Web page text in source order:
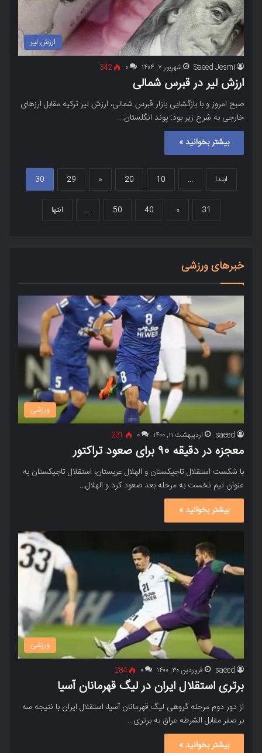
ارزش لیر
Saeed Jesmi شهریور ۷, ۱۴۰۴ ۰ 342
ارزش لیر در قبرس شمالی
صبح امروز و با بازگشایی بازار قبرس شمالی، ارزش لیر ترکیه مقابل ارزهای
خارجی به شرح زیر بود: پوند انگلستان:…
بیشتر بخوانید »
ابتدا ...
10
20
«
29
30
31
»
40
50
... انتها
خبرهای ورزشی
ورزشی
saeed اردیبهشت ۱۱, ۱۴۰۰ ۰ 231
معجزه در دقیقه ۹۰ برای صعود تراکتور
با شکست استقلال تاجیکستان و الهلال عربستان، استقلال تاجیکستان به
عنوان تیم نخست به مرحله بعد صعود کرد و الهلال…
بیشتر بخوانید »
ورزشی
saeed فروردین ۳۰, ۱۴۰۰ ۰ 284
برتری استقلال ایران در لیگ قهرمانان آسیا
از دور دوم مرحله گروهی لیگ قهرمانان آسیا، استقلال ایران با نتیجه سه
بر صفر مقابل الشرطه عراق به برتری…
بیشتر بخوانید »